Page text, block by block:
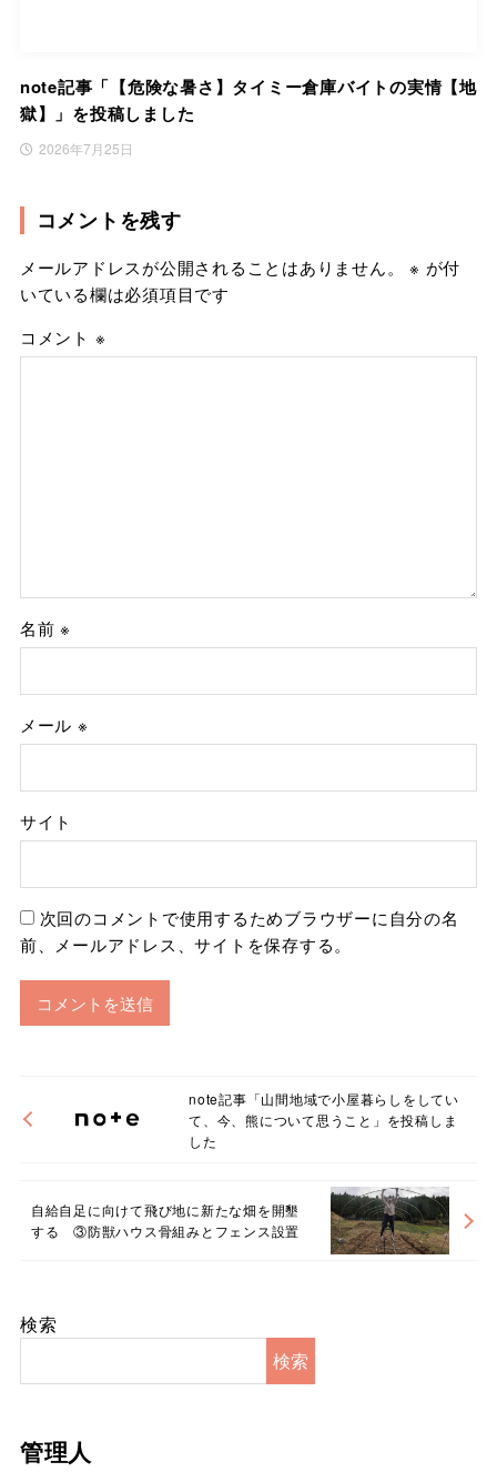
note記事「【危険な暑さ】タイミー倉庫バイトの実情【地
獄】」を投稿しました
2026年7月25日
コメントを残す
メールアドレスが公開されることはありません。 ※ が付
いている欄は必須項目です
コメント ※
名前※
メール ※
サイト
次回のコメントで使用するためブラウザーに自分の名
前、メールアドレス、サイトを保存する。
note記事「山間地域で小屋暮らしをしてい
て、今、熊について思うこと」を投稿しま
した
自給自足に向けて飛び地に新たな畑を開墾
する ③防獣ハウス骨組みとフェンス設置
検索
検索
管理人